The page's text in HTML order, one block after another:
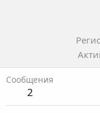
Сообщения
2